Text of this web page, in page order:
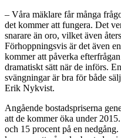
– Våra mäklare får många
det kommer att fungera. Det
snarare än oro, vilket även
Förhoppningsvis är det även
kommer att påverka
dramatiskt sätt när de införs.
svängningar är bra för både
Erik Nykvist.
Angående bostadspriserna
att de kommer öka under
och 15 procent på en